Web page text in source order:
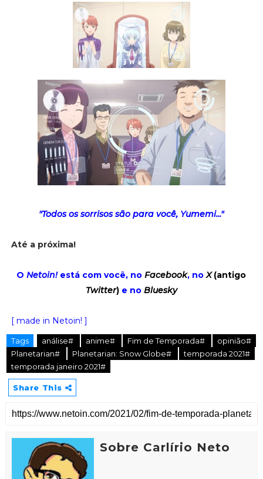
"Todos os sorrisos são para você, Yumemi..."
Até a próxima!
ONetoin!está com você, noFacebook, noX(antigo
Twitter)e no Bluesky
[ made in Netoin! ]
Tags análise# anime# Fim de Temporada#
opinião#
Planetarian#
Planetarian: Snow Globe#
temporada 2021#
temporada janeiro 2021#
Share This
Sobre Carlírio Neto